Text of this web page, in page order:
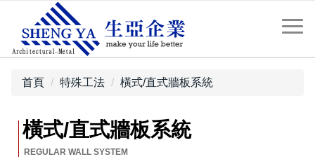
首頁 特殊工法 橫式/直式牆板系統
橫式/直式牆板系統